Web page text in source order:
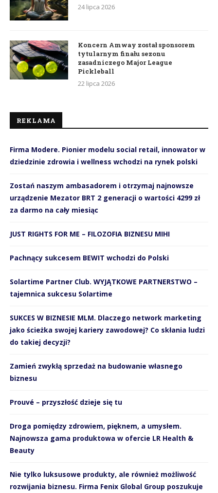
24 lipca 2026
Koncern Amway został sponsorem
tytularnym finału sezonu
zasadniczego Major League
Pickleball
22 lipca 2026
REKLAMA
Firma Modere. Pionier modelu social retail, innowator w
dziedzinie zdrowia i wellness wchodzi na rynek polski
Zostań naszym ambasadorem i otrzymaj najnowsze
urządzenie Mezator BRT 2 generacji o wartości 4299 zł
za darmo na cały miesiąc
JUST RIGHTS FOR ME – FILOZOFIA BIZNESU MIHI
Pachnący sukcesem BEWIT wchodzi do Polski
Solartime Partner Club. WYJĄTKOWE PARTNERSTWO –
tajemnica sukcesu Solartime
SUKCES W BIZNESIE MLM. Dlaczego network marketing
jako ścieżka swojej kariery zawodowej? Co skłania ludzi
do takiej decyzji?
Zamień zwykłą sprzedaż na budowanie własnego
biznesu
Prouvé – przyszłość dzieje się tu
Droga pomiędzy zdrowiem, pięknem, a umysłem.
Najnowsza gama produktowa w ofercie LR Health &
Beauty
Nie tylko luksusowe produkty, ale również możliwość
rozwijania biznesu. Firma Fenix Global Group poszukuje